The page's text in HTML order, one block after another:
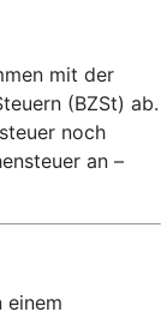
mit der
(BZSt) ab.
noch
an –
einem